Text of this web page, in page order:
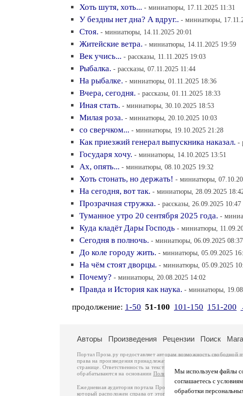
Хоть шутя, хоть... - миниатюры, 17.11.2025 11:31
У бездны нет дна? А вдруг.. - миниатюры,
Стоя. - миниатюры, 14.11.2025 20:01
Житейские ветра. - миниатюры, 14.11.2025 19:59
Век учись... - рассказы, 11.11.2025 19:03
Рыбалка. - рассказы, 07.11.2025 11:44
На рыбалке. - миниатюры, 01.11.2025 18:36
Вчера, сегодня. - рассказы, 01.11.2025 18:33
Иная стать. - миниатюры, 30.10.2025 18:53
Милая роза. - миниатюры, 20.10.2025 10:03
со сверчком... - миниатюры, 19.10.2025 21:28
Как приезжий генерал выпускника наказал. -
Государя хочу. - миниатюры, 14.10.2025 13:51
Ах, опять... - миниатюры, 08.10.2025 19:32
Хоть стонать, но держать! - миниатюры,
На сегодня, вот так. - миниатюры, 28.09.2025
Прозрачная стружка. - рассказы, 26.09.2025 10:47
Туманное утро 20 сентября 2025 года. -
Куда кладёт Дары Господь - миниатюры,
Сегодня в полночь. - миниатюры, 06.09.2025 08:37
До коле городу жить. - миниатюры, 05.09.2025
На чём стоят дворцы. - миниатюры, 05.09.2025
Почему? - миниатюры, 20.08.2025 14:02
Правда и История как наука. - миниатюры,
продолжение: 1-50 51-100 101-150 151-200
Мы используем файлы
соглашаетесь с
обработки
Авторы Произведения Рецензии Поиск
Портал Проза.ру предоставляет авторам возможность
права на произведения принадлежат авторам и охраняются
странице. Ответственность за тексты произведений авторы несут
обрабатываются на основании Политики обработки персональных
Ежедневная аудитория портала Проза.ру – порядка 100 тысяч
который расположен справа от этого текста. В каждой графе